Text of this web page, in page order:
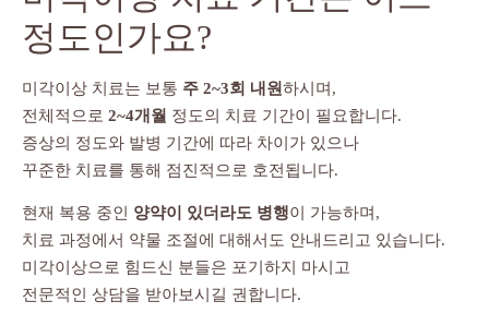
정도인가요?
미각이상 치료는 보통 주 2~3회 내원하시며,
전체적으로 2~4개월 정도의 치료 기간이 필요합니다.
증상의 정도와 발병 기간에 따라 차이가 있으나
꾸준한 치료를 통해 점진적으로 호전됩니다.
현재 복용 중인 양약이 있더라도 병행이 가능하며,
치료 과정에서 약물 조절에 대해서도 안내드리고 있습니다.
미각이상으로 힘드신 분들은 포기하지 마시고
전문적인 상담을 받아보시길 권합니다.